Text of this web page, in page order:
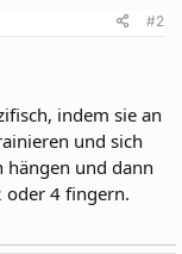
#2
indem sie an
und sich
hängen und dann
oder 4 fingern.